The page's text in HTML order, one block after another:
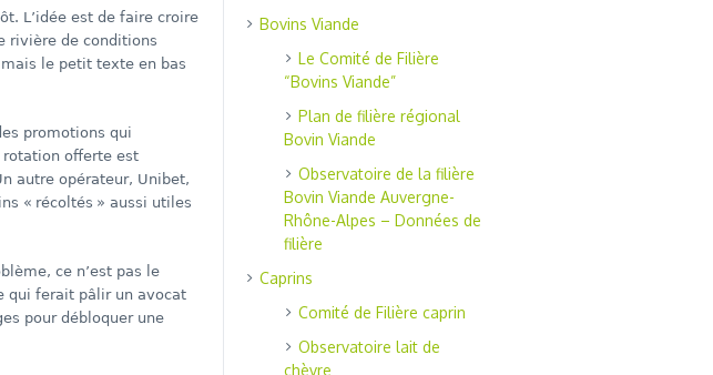
L’idée est de faire croire
rivière de conditions
mais le petit texte en bas
promotions qui
rotation offerte est
autre opérateur, Unibet,
« récoltés » aussi utiles
ce n’est pas le
qui ferait pâlir un avocat
pour débloquer une
Bovins Viande
Le Comité de Filière
“Bovins Viande”
Plan de filière régional
Bovin Viande
Observatoire de la filière
Bovin Viande Auvergne-
Rhône-Alpes – Données de
filière
Caprins
Comité de Filière caprin
Observatoire lait de
chèvre